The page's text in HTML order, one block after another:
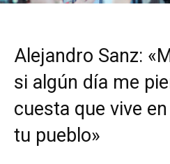
Alejandro Sanz:
si algún día me
cuesta que vive
tu pueblo»